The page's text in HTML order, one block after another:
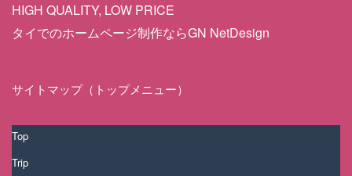
HIGH QUALITY, LOW PRICE
タイでのホームページ制作ならGN NetDesign
サイトマップ（トップメニュー）
Top
Trip